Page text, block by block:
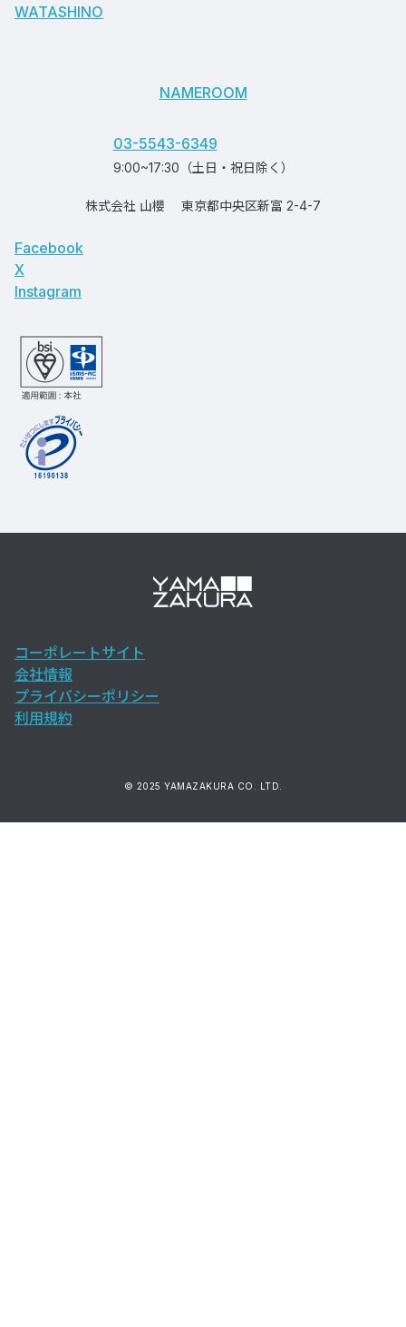
WATASHINO
NAMEROOM
03-5543-6349
9:00~17:30（土日・祝日除く）
株式会社 山櫻 東京都中央区新富 2-4-7
Facebook
X
Instagram
コーポレートサイト
会社情報
プライバシーポリシー
利用規約
© 2025 YAMAZAKURA CO. LTD.